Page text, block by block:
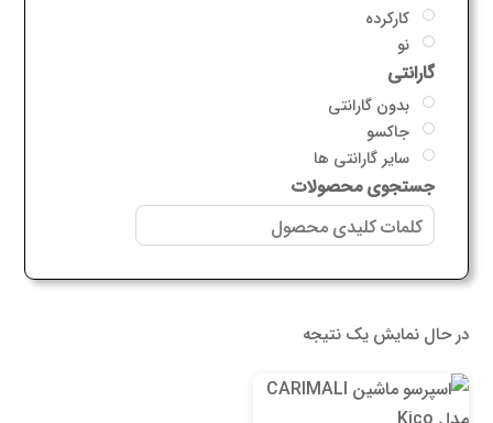
کارکرده
نو
گارانتی
بدون گارانتی
جاکسو
سایر گارانتی ها
جستجوی محصولات
در حال نمایش یک نتیجه